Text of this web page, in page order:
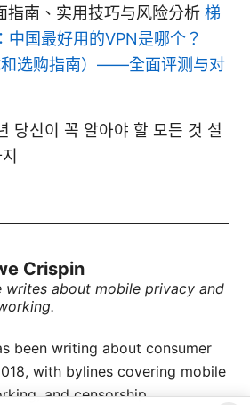
指南、实用技巧与风险分析 梯
国最好用的VPN是哪个？
和选购指南）——全面评测与对
당신이 꼭 알아야 할 모든 것 설
Crispin
writes about mobile privacy and
been writing about consumer
with bylines covering mobile
and censorship